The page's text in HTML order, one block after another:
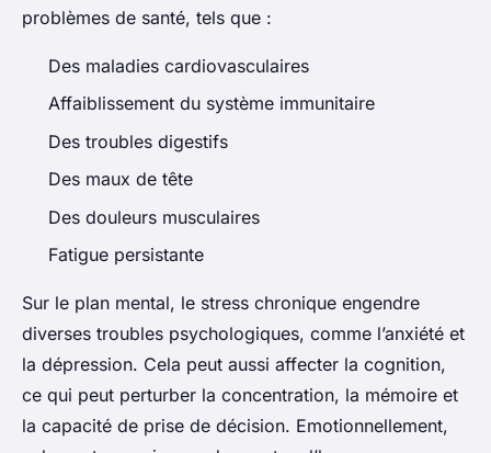
problèmes de santé, tels que :
Des maladies cardiovasculaires
Affaiblissement du système immunitaire
Des troubles digestifs
Des maux de tête
Des douleurs musculaires
Fatigue persistante
Sur le plan mental, le stress chronique engendre
diverses troubles psychologiques, comme l’anxiété et
la dépression. Cela peut aussi affecter la cognition,
ce qui peut perturber la concentration, la mémoire et
la capacité de prise de décision. Emotionnellement,